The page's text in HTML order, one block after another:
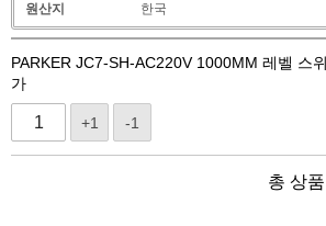
원산지
한국
PARKER JC7-SH-AC220V 1000MM 레벨 스
가
+1 -1
총 상